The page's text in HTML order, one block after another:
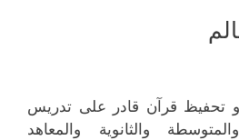
تحفيظ قرآن قادر على تدريس
والثانوية والمعاهد